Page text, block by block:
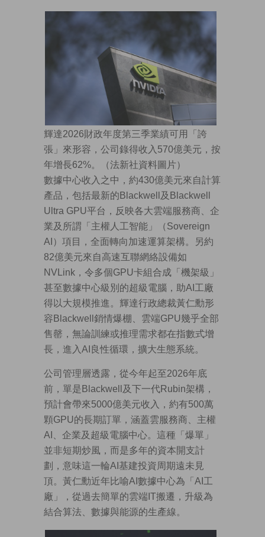
輝達2026財政年度第三季業績可用「誇
張」來形容，公司錄得收入570億美元，按
年增長62%。（法新社資料圖片）
數據中心收入之中，約430億美元來自計算
產品，包括最新的Blackwell及Blackwell
Ultra GPU平台，反映各大雲端服務商、企
業及所謂「主權人工智能」（Sovereign
AI）項目，全面轉向加速運算架構。另約
82億美元來自高速互聯網絡設備如
NVLink，令多個GPU卡組合成「機架級」
甚至數據中心級別的超級電腦，助AI工廠
得以大規模推進。輝達行政總裁黃仁勳形
容Blackwell銷情爆棚、雲端GPU幾乎全部
售罄，無論訓練或推理需求都在指數式增
長，進入AI良性循環，擴大生態系統。
公司管理層透露，從今年起至2026年底
前，單是Blackwell及下一代Rubin架構，
預計會帶來5000億美元收入，約有500萬
顆GPU的長期訂單，涵蓋雲服務商、主權
AI、企業及超級電腦中心。這種「爆單」
並非短期炒風，而是多年的資本開支計
劃，意味這一輪AI基建投資周期遠未見
頂。黃仁勳近年比喻AI數據中心為「AI工
廠」，從過去簡單的雲端IT搬遷，升級為
結合算法、數據與能源的生產線。